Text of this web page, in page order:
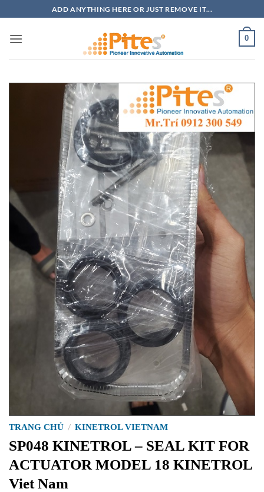
qua
nội
ADD ANYTHING HERE OR JUST REMOVE IT...
0
TRANG CHỦ / KINETROL VIETNAM
SP048 KINETROL – SEAL KIT FOR
ACTUATOR MODEL 18 KINETROL
Viet Nam